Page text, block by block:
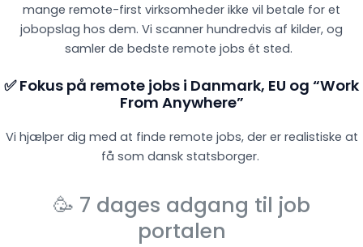
mange remote-first virksomheder ikke vil betale for et
jobopslag hos dem. Vi scanner hundredvis af kilder, og
samler de bedste remote jobs ét sted.
✅ Fokus på remote jobs i Danmark, EU og “Work
From Anywhere”
Vi hjælper dig med at finde remote jobs, der er realistiske at
få som dansk statsborger.
🥳 7 dages adgang til job
portalen